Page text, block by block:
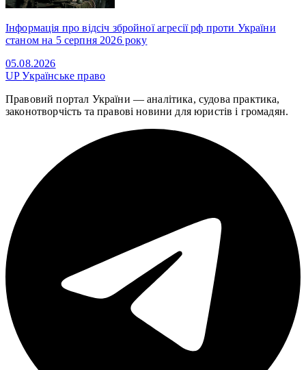
Інформація про відсіч збройної агресії рф проти України
станом на 5 серпня 2026 року
05.08.2026
UPУкраїнське право
Правовий портал України — аналітика, судова практика,
законотворчість та правові новини для юристів і громадян.